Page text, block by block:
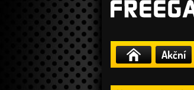
Akční